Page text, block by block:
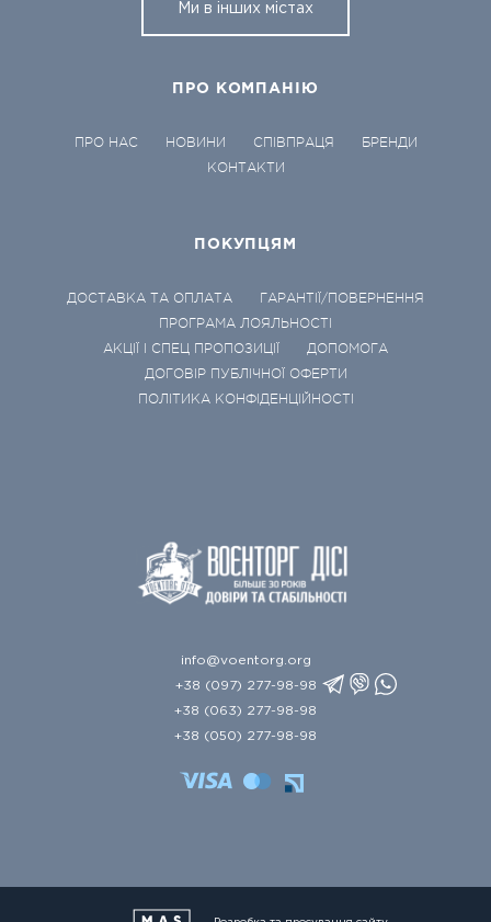
Ми в інших містах
ПРО КОМПАНІЮ
ПРО НАС НОВИНИ СПІВПРАЦЯ
БРЕНДИ
КОНТАКТИ
ПОКУПЦЯМ
ДОСТАВКА ТА ОПЛАТА
ГАРАНТІЇ/ПОВЕРНЕННЯ
ПРОГРАМА ЛОЯЛЬНОСТІ
АКЦІЇ І СПЕЦ ПРОПОЗИЦІЇ
ДОПОМОГА
ДОГОВІР ПУБЛІЧНОЇ ОФЕРТИ
ПОЛІТИКА КОНФІДЕНЦІЙНОСТІ
info@voentorg.org
+38 (097) 277-98-98
+38 (063) 277-98-98
+38 (050) 277-98-98